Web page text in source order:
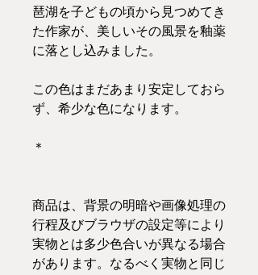
琶湖を子どもの頃から見つめてき
た作家が、美しいその風景を釉薬
に落とし込みました。
この色はまだあまり安定しておら
ず、希少な色になります。
＊
商品は、背景の明暗や画像処理の
行程及びブラウザの設定等により
実物とは多少色合いが異なる場合
があります。なるべく実物と同じ